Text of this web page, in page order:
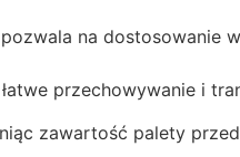
na dostosowanie
przechowywanie i
zawartość palety